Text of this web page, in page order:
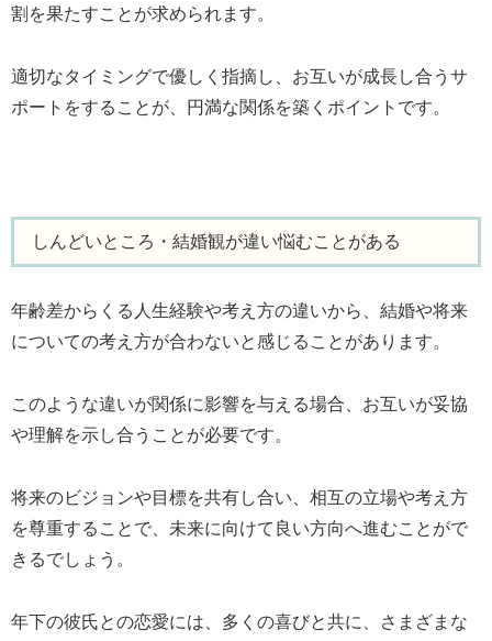
割を果たすことが求められます。
適切なタイミングで優しく指摘し、お互いが成長し合うサ
ポートをすることが、円満な関係を築くポイントです。
しんどいところ・結婚観が違い悩むことがある
年齢差からくる人生経験や考え方の違いから、結婚や将来
についての考え方が合わないと感じることがあります。
このような違いが関係に影響を与える場合、お互いが妥協
や理解を示し合うことが必要です。
将来のビジョンや目標を共有し合い、相互の立場や考え方
を尊重することで、未来に向けて良い方向へ進むことがで
きるでしょう。
年下の彼氏との恋愛には、多くの喜びと共に、さまざまな